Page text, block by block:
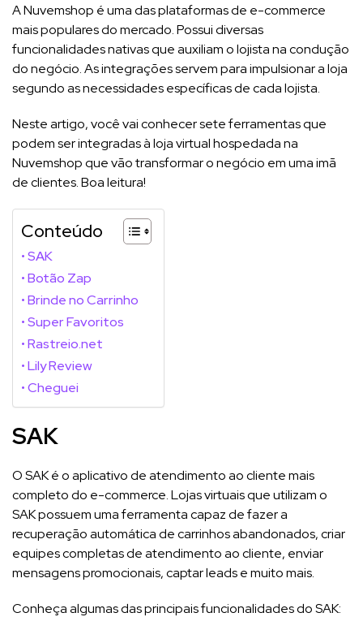
A Nuvemshop é uma das plataformas de e-commerce
mais populares do mercado. Possui diversas
funcionalidades nativas que auxiliam o lojista na condução
do negócio. As integrações servem para impulsionar a loja
segundo as necessidades específicas de cada lojista.
Neste artigo, você vai conhecer sete ferramentas que
podem ser integradas à loja virtual hospedada na
Nuvemshop que vão transformar o negócio em uma imã
de clientes. Boa leitura!
Conteúdo
SAK
Botão Zap
Brinde no Carrinho
Super Favoritos
Rastreio.net
Lily Review
Cheguei
SAK
O SAK é o aplicativo de atendimento ao cliente mais
completo do e-commerce. Lojas virtuais que utilizam o
SAK possuem uma ferramenta capaz de fazer a
recuperação automática de carrinhos abandonados, criar
equipes completas de atendimento ao cliente, enviar
mensagens promocionais, captar leads e muito mais.
Conheça algumas das principais funcionalidades do SAK: